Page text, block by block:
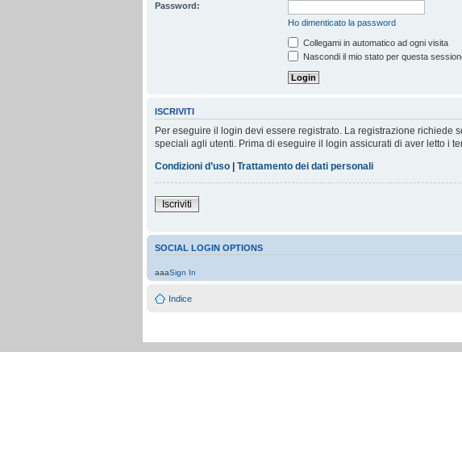
Password:
Ho dimenticato la password
Collegami in automatico ad ogni visita
Nascondi il mio stato per questa
ISCRIVITI
Per eseguire il login devi essere registrato. La registrazione richiede
speciali agli utenti. Prima di eseguire il login assicurati di aver letto i
Condizioni d’uso | Trattamento dei dati personali
Iscriviti
SOCIAL LOGIN OPTIONS
aaaSign In
Indice